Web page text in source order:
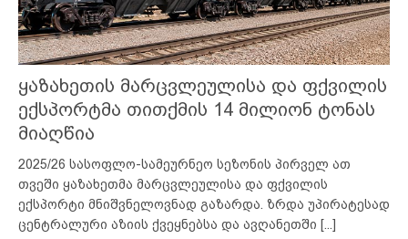
ყაზახეთის მარცვლეულისა და ფქვილის
ექსპორტმა თითქმის 14 მილიონ ტონას
მიაღწია
2025/26 სასოფლო-სამეურნეო სეზონის პირველ ათ
თვეში ყაზახეთმა მარცვლეულისა და ფქვილის
ექსპორტი მნიშვნელოვნად გაზარდა. ზრდა უპირატესად
ცენტრალური აზიის ქვეყნებსა და ავღანეთში [...]